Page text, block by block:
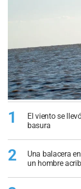
1
El viento se
basura
2
Una balacera
un hombre